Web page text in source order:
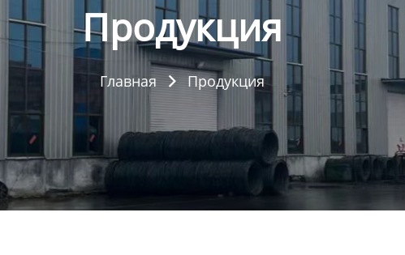
Продукция
Главная  Продукция